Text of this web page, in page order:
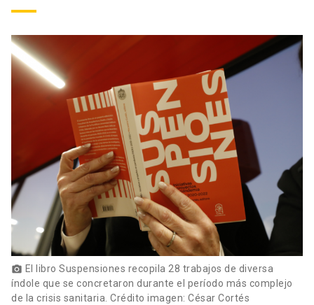
Alumni
Padres y familia
launch
Mi Portal UC
Medios Biblioteca launch
Donaciones launch
photo_camera El libro Suspensiones recopila 28 trabajos de diversa
índole que se concretaron durante el período más complejo
de la crisis sanitaria. Crédito imagen: César Cortés